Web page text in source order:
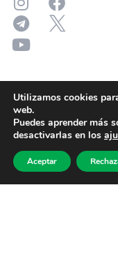
Utilizamos cookies
web.
Puedes aprender más
desactivarlas en los
Aceptar